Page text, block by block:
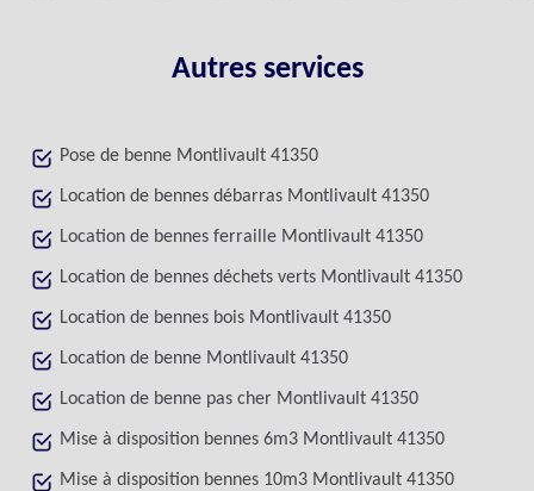
Autres services
Pose de benne Montlivault 41350
Location de bennes débarras Montlivault 41350
Location de bennes ferraille Montlivault 41350
Location de bennes déchets verts Montlivault 41350
Location de bennes bois Montlivault 41350
Location de benne Montlivault 41350
Location de benne pas cher Montlivault 41350
Mise à disposition bennes 6m3 Montlivault 41350
Mise à disposition bennes 10m3 Montlivault 41350